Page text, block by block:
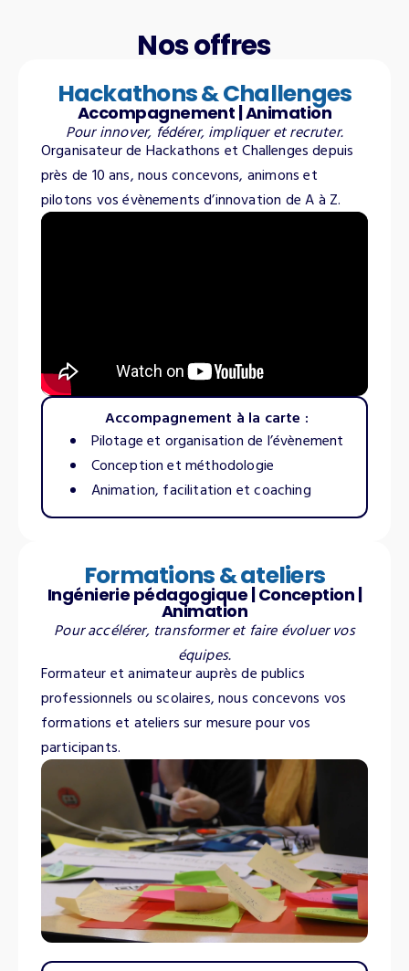
Nos offres
Hackathons & Challenges
Accompagnement | Animation
Pour innover, fédérer, impliquer et recruter.
Organisateur de Hackathons et Challenges depuis
près de 10 ans, nous concevons, animons et
pilotons vos évènements d’innovation de A à Z.
Accompagnement à la carte :
Pilotage et organisation de l’évènement
Conception et méthodologie
Animation, facilitation et coaching
Formations & ateliers
Ingénierie pédagogique | Conception |
Animation
Pour accélérer, transformer et faire évoluer vos
équipes.
Formateur et animateur auprès de publics
professionnels ou scolaires, nous concevons vos
formations et ateliers sur mesure pour vos
participants.